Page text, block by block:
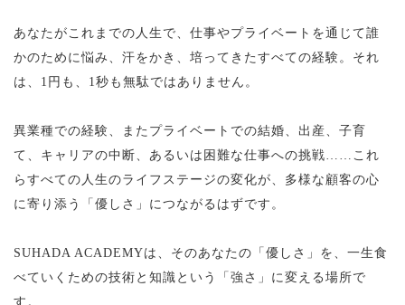
あなたがこれまでの人生で、仕事やプライベートを通じて誰
かのために悩み、汗をかき、培ってきたすべての経験。それ
は、1円も、1秒も無駄ではありません。
異業種での経験、またプライベートでの結婚、出産、子育
て、キャリアの中断、あるいは困難な仕事への挑戦……これ
らすべての人生のライフステージの変化が、多様な顧客の心
に寄り添う「優しさ」につながるはずです。
SUHADA ACADEMYは、そのあなたの「優しさ」を、一生食
べていくための技術と知識という「強さ」に変える場所で
す。